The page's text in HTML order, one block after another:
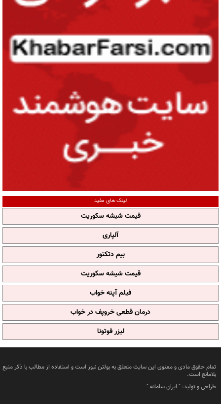
لینک های مفید
قیمت شیشه سکوریت
آلپاری
بیم دتکتور
قیمت شیشه سکوریت
فیلم آپنه خواب
درمان قطعی خروپف در خواب
لیزر فوتونا
تمام حقوق مادی و معنوی این سایت متعلق به بولتن نیوز است و استفاده از مطالب با ذکر منبع
بلامانع است.
طراحی و تولید: " ایران سامانه"